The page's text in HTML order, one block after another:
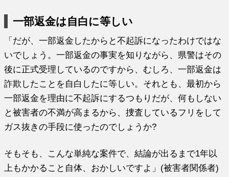
一部返金は自白に等しい
「だが、一部返金したからと不起訴になったわけではな
いでしょう。一部返金の事実を知りながら、県警はその
後に正式受理しているのですから、むしろ、一部返金は
詐欺したことを自白したに等しい。それとも、最初から
一部返金を理由に不起訴にするつもりだが、何もしない
と被害者の不満が高まるから、捜査しているフリをして
ガス抜きの手段に使ったのでしょうか?
そもそも、こんな単純な案件で、結論が出るまで1年以
上もかかること自体、おかしいですよ」(被害者関係者)